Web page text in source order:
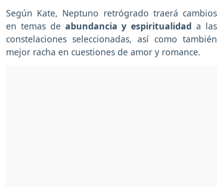
Según Kate, Neptuno retrógrado traerá cambios
en temas de abundancia y espiritualidad a las
constelaciones seleccionadas, así como también
mejor racha en cuestiones de amor y romance.